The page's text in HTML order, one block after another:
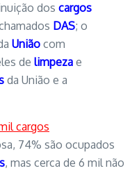
dos cargos
DAS; o
União com
de limpeza e
da União e a
cargos
74% são ocupados
, mas cerca de 6 mil não